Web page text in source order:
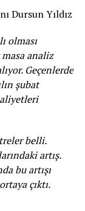
Dursun Yıldız
olması
analiz
Geçenlerde
şubat
belli.
artış.
bu artışı
çıktı.